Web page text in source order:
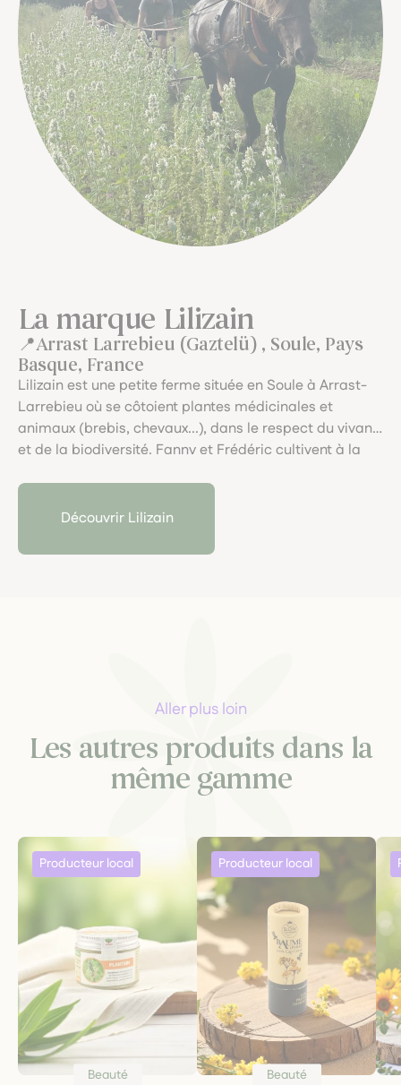
La marque Lilizain
Arrast Larrebieu (Gaztelü) , Soule, Pays
Basque, France
Lilizain est une petite ferme située en Soule à Arrast-
Larrebieu où se côtoient plantes médicinales et
animaux (brebis, chevaux...), dans le respect du vivant
et de la biodiversité. Fanny et Frédéric cultivent à la
de Gaztelü, de la graine jusqu'à la plante et pratiquent
des cueillettes de plantes sauvages.Eaux florales,
aromates) issus de plantes transformées par leurs
Découvrir Lilizain
Aller plus loin
Les autres produits dans la
même gamme
Beauté Beauté